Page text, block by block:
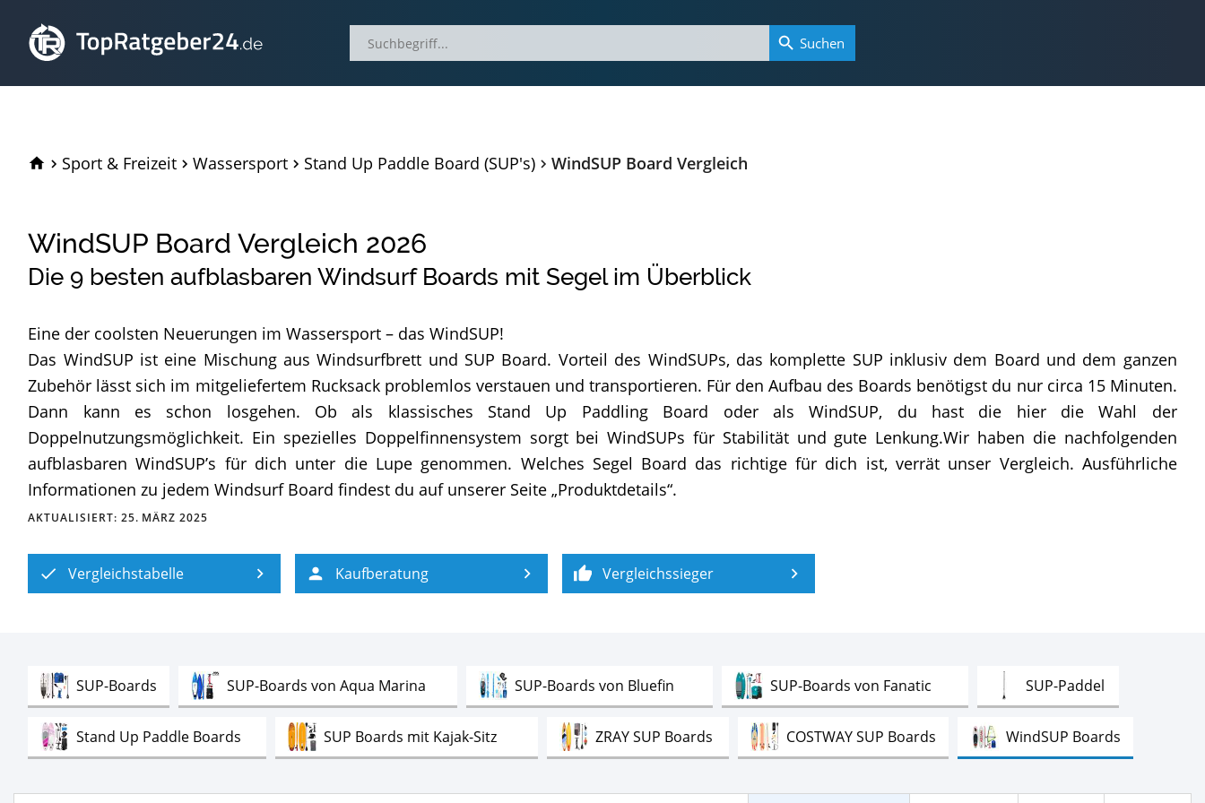
TopRatgeber24.de
Sport & Freizeit Wassersport Stand Up Paddle Board (SUP's) WindSUP Board Vergleich
WindSUP Board Vergleich 2026
Die 9 besten aufblasbaren Windsurf Boards mit Segel im Überblick
Eine der coolsten Neuerungen im Wassersport – das WindSUP!
Das WindSUP ist eine Mischung aus Windsurfbrett und SUP Board. Vorteil des WindSUPs, das komplette SUP inklusiv dem Board und dem ganzen
Zubehör lässt sich im mitgeliefertem Rucksack problemlos verstauen und transportieren. Für den Aufbau des Boards benötigst du nur circa 15 Minuten.
Dann kann es schon losgehen. Ob als klassisches Stand Up Paddling Board oder als WindSUP, du hast die hier die Wahl der
Doppelnutzungsmöglichkeit. Ein spezielles Doppelfinnensystem sorgt bei WindSUPs für Stabilität und gute Lenkung.Wir haben die nachfolgenden
aufblasbaren WindSUP’s für dich unter die Lupe genommen. Welches Segel Board das richtige für dich ist, verrät unser Vergleich. Ausführliche
Informationen zu jedem Windsurf Board findest du auf unserer Seite „Produktdetails“.
AKTUALISIERT: 25. MÄRZ 2025
Vergleichstabelle Kaufberatung Vergleichssieger
SUP-Boards SUP-Boards von Aqua Marina SUP-Boards von Bluefin SUP-Boards von Fanatic SUP-Paddel
Stand Up Paddle Boards SUP Boards mit Kajak-SitzTest ZRAY SUP Boards COSTWAY SUP Boards WindSUP Boards
Suchen